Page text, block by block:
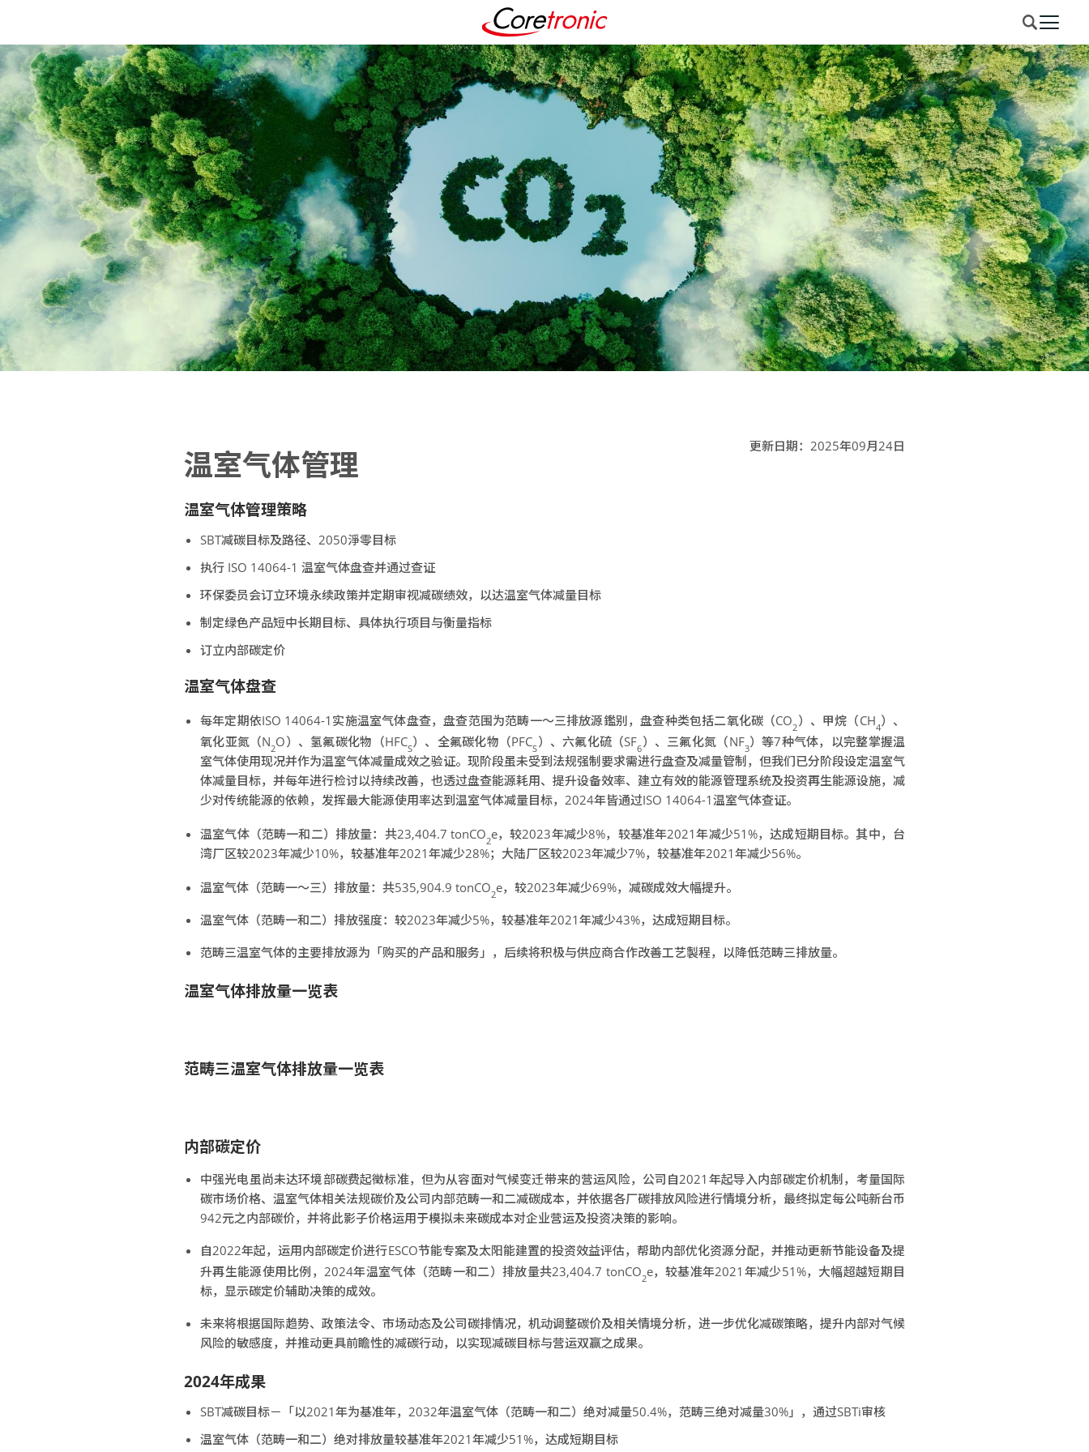
更新日期：2025年09月24日
温室气体管理
温室气体管理策略
SBT减碳目标及路径、2050淨零目标
执行 ISO 14064-1 温室气体盘查并通过查证
环保委员会订立环境永续政策并定期审视减碳绩效，以达温室气体减量目标
制定绿色产品短中长期目标、具体执行项目与衡量指标
订立内部碳定价
温室气体盘查
每年定期依ISO 14064-1实施温室气体盘查，盘查范围为范畴一～三排放源鑑别，盘查种类包括二氧化碳（CO2）、甲烷（CH4）、
氧化亚氮（N2O）、氢氟碳化物（HFCS）、全氟碳化物（PFCS）、六氟化硫（SF6）、三氟化氮（NF3）等7种气体，以完整掌握温
室气体使用现况并作为温室气体减量成效之验证。现阶段虽未受到法规强制要求需进行盘查及减量管制，但我们已分阶段设定温室气
体减量目标，并每年进行检讨以持续改善，也透过盘查能源耗用、提升设备效率、建立有效的能源管理系统及投资再生能源设施，减
少对传统能源的依赖，发挥最大能源使用率达到温室气体减量目标，2024年皆通过ISO 14064-1温室气体查证。
温室气体（范畴一和二）排放量：共23,404.7 tonCO2e，较2023年减少8%，较基准年2021年减少51%，达成短期目标。其中，台
湾厂区较2023年减少10%，较基准年2021年减少28%；大陆厂区较2023年减少7%，较基准年2021年减少56%。
温室气体（范畴一～三）排放量：共535,904.9 tonCO2e，较2023年减少69%，减碳成效大幅提升。
温室气体（范畴一和二）排放强度：较2023年减少5%，较基准年2021年减少43%，达成短期目标。
范畴三温室气体的主要排放源为「购买的产品和服务」，后续将积极与供应商合作改善工艺製程，以降低范畴三排放量。
温室气体排放量一览表
范畴三温室气体排放量一览表
内部碳定价
中强光电虽尚未达环境部碳费起徵标准，但为从容面对气候变迁带来的营运风险，公司自2021年起导入内部碳定价机制，考量国际
碳市场价格、温室气体相关法规碳价及公司内部范畴一和二减碳成本，并依据各厂碳排放风险进行情境分析，最终拟定每公吨新台币
942元之内部碳价，并将此影子价格运用于模拟未来碳成本对企业营运及投资决策的影响。
自2022年起，运用内部碳定价进行ESCO节能专案及太阳能建置的投资效益评估，帮助内部优化资源分配，并推动更新节能设备及提
升再生能源使用比例，2024年温室气体（范畴一和二）排放量共23,404.7 tonCO2e，较基准年2021年减少51%，大幅超越短期目
标，显示碳定价辅助决策的成效。
未来将根据国际趋势、政策法令、市场动态及公司碳排情况，机动调整碳价及相关情境分析，进一步优化减碳策略，提升内部对气候
风险的敏感度，并推动更具前瞻性的减碳行动，以实现减碳目标与营运双赢之成果。
2024年成果
SBT减碳目标－「以2021年为基准年，2032年温室气体（范畴一和二）绝对减量50.4%，范畴三绝对减量30%」，通过SBTi审核
温室气体（范畴一和二）绝对排放量较基准年2021年减少51%，达成短期目标